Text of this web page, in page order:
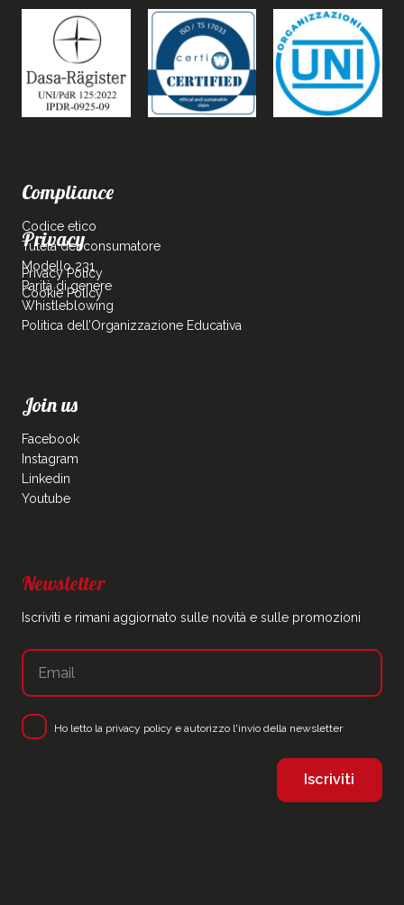
Compliance
Codice etico
Tutela del consumatore
Modello 231
Parità di genere
Whistleblowing
Politica dell’Organizzazione Educativa
Privacy
Privacy Policy
Cookie Policy
Join us
Facebook
Instagram
Linkedin
Youtube
Newsletter
Iscriviti e rimani aggiornato sulle novità e sulle promozioni
Ho letto la privacy policy e autorizzo l'invio della newsletter